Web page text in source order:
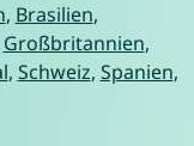
, Brasilien,
Großbritannien,
, Schweiz, Spanien,